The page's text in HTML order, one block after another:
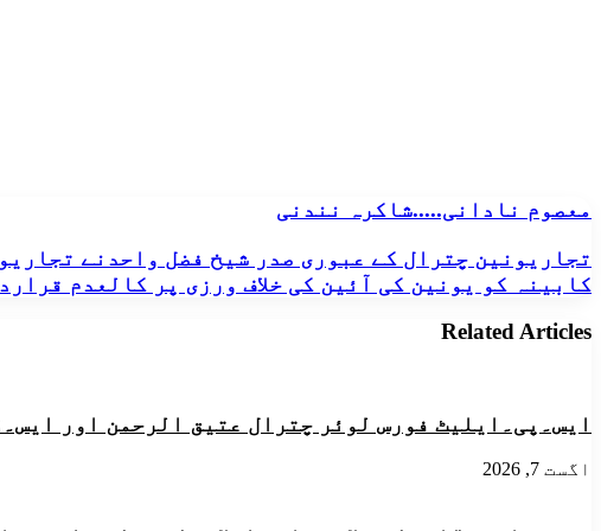
معصوم
نادانی.....شاکرہ
نندنی
معصوم نادانی.....شاکرہ نندنی
تجاریونین
چترال
کے
عبوری
صدر
تجاریونین
کے
تجاریونین چترال کے عبوری صدر شیخ فضل واحدنے
کابینہ کو یونین کی آئین کی خلاف ورزی پر کالعدم
Related Articles
ایس۔پی۔ایلیٹ فورس لوئر چترال عتیق الرحمن اور
اگست 7, 2026